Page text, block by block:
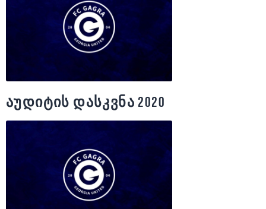
აუდიტის დასკვნა 2020